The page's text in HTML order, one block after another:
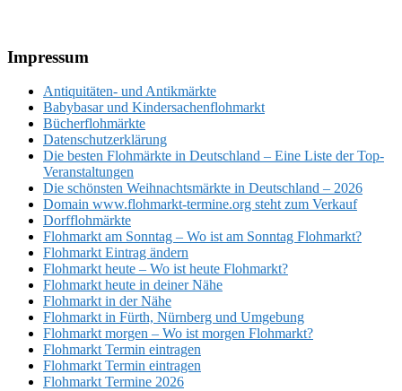
Footer
Impressum
Antiquitäten- und Antikmärkte
Babybasar und Kindersachenflohmarkt
Bücherflohmärkte
Datenschutzerklärung
Die besten Flohmärkte in Deutschland – Eine Liste der Top-
Veranstaltungen
Die schönsten Weihnachtsmärkte in Deutschland – 2026
Domain www.flohmarkt-termine.org steht zum Verkauf
Dorfflohmärkte
Flohmarkt am Sonntag – Wo ist am Sonntag Flohmarkt?
Flohmarkt Eintrag ändern
Flohmarkt heute – Wo ist heute Flohmarkt?
Flohmarkt heute in deiner Nähe
Flohmarkt in der Nähe
Flohmarkt in Fürth, Nürnberg und Umgebung
Flohmarkt morgen – Wo ist morgen Flohmarkt?
Flohmarkt Termin eintragen
Flohmarkt Termin eintragen
Flohmarkt Termine 2026